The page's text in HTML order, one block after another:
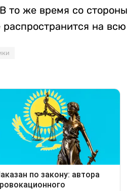
то же время со
на